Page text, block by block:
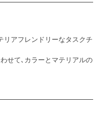
リアフレンドリーなタスクチ
せて､カラーとマテリアルの